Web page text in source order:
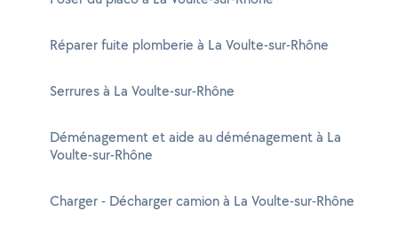
Réparer fuite plomberie à La Voulte-sur-Rhône
Serrures à La Voulte-sur-Rhône
Déménagement et aide au déménagement à La
Voulte-sur-Rhône
Charger - Décharger camion à La Voulte-sur-Rhône